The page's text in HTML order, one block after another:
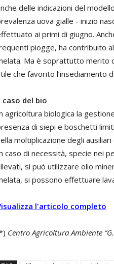
delle indicazioni del
uova gialle - inizio
ai primi di giugno.
piogge, ha contribuito
Ma è soprattutto merito
che favorito l’insediamento
caso del bio
agricoltura biologica la
di siepi e boschetti
moltiplicazione degli
caso di necessità, specie nei
si può utilizzare olio
si possono effettuare
l'articolo completo
Centro Agricoltura Ambiente